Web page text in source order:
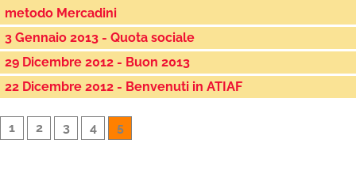
metodo Mercadini
3 Gennaio 2013 - Quota sociale
29 Dicembre 2012 - Buon 2013
22 Dicembre 2012 - Benvenuti in ATIAF
1 2 3 4 5